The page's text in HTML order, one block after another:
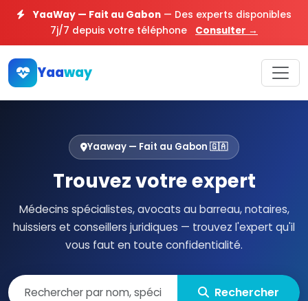
YaaWay — Fait au Gabon — Des experts disponibles
7j/7 depuis votre téléphone
Consulter →
Yaaway
Yaaway — Fait au Gabon 🇬🇦
Trouvez votre expert
Médecins spécialistes, avocats au barreau, notaires,
huissiers et conseillers juridiques — trouvez l'expert qu'il
vous faut en toute confidentialité.
Rechercher